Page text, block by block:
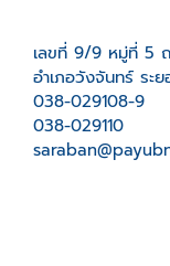
เลขที่ 9/9 หมู่ที่ 5
อำเภอวังจันทร์ ระ
038-029108-9
038-029110